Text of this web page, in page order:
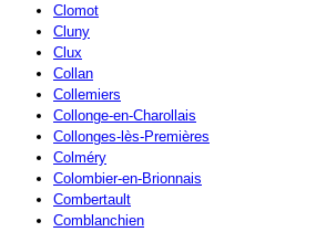
Clomot
Cluny
Clux
Collan
Collemiers
Collonge-en-Charollais
Collonges-lès-Premières
Colméry
Colombier-en-Brionnais
Combertault
Comblanchien